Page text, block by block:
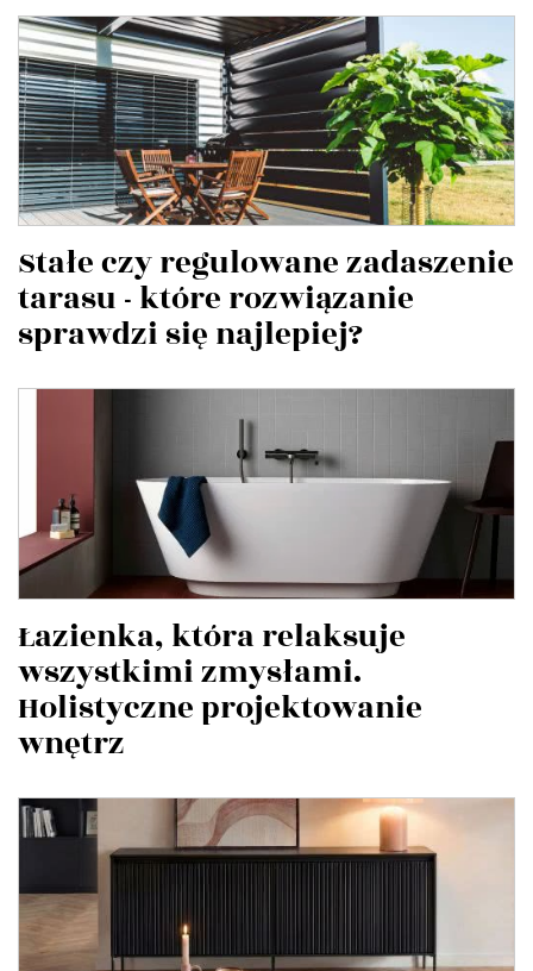
Stałe czy regulowane zadaszenie
tarasu - które rozwiązanie
sprawdzi się najlepiej?
Łazienka, która relaksuje
wszystkimi zmysłami.
Holistyczne projektowanie
wnętrz